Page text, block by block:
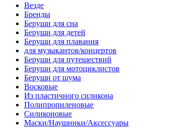
Везде
Бренды
Беруши для сна
Беруши для детей
Беруши для плавания
для музыкантов/концертов
Беруши для путешествий
Беруши для мотоциклистов
Беруши от шума
Восковые
Из пластичного силикона
Полипропиленовые
Силиконовые
Маски/Наушники/Аксессуары